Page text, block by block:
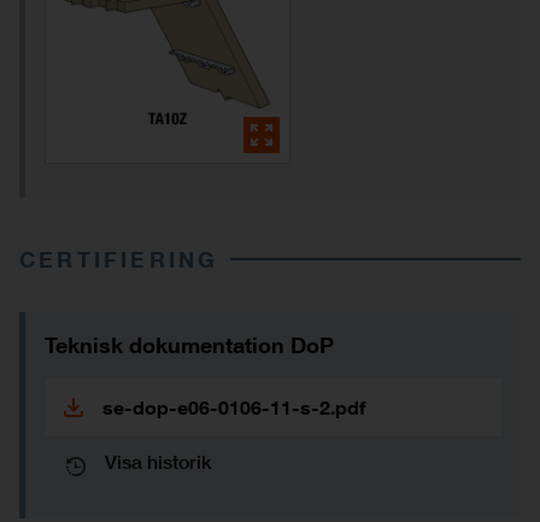
CERTIFIERING
Teknisk dokumentation DoP
se-dop-e06-0106-11-s-2.pdf
Visa historik